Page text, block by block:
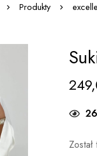
Produkty
26
Został